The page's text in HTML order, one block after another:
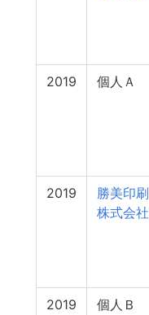
2019 個人Ａ
2019
勝美印刷
株式会社
2019 個人Ｂ